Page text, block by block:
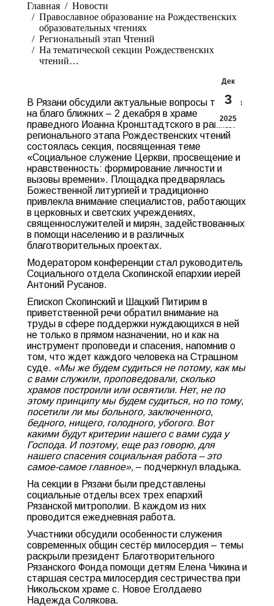
Главная
Новости
Православное образование на Рождественских
образовательных чтениях
Региональный этап Чтений
На тематической секции Рождественских
чтений…
Дек
3
2025
В Рязани обсудили актуальные вопросы трудов
на благо ближних – 2 декабря в храме
праведного Иоанна Кронштадтского в рамках
регионального этапа Рождественских чтений
состоялась секция, посвященная теме
«Социальное служение Церкви, просвещение и
нравственность: формирование личности и
вызовы времени». Площадка предварялась
Божественной литургией и традиционно
привлекла внимание специалистов, работающих
в церковных и светских учреждениях,
священнослужителей и мирян, задействованных
в помощи населению и в различных
благотворительных проектах.
Модератором конференции стал руководитель
Социального отдела Скопинской епархии иерей
Антоний Русанов.
Епископ Скопинский и Шацкий Питирим в
приветственной речи обратил внимание на
труды в сфере поддержки нуждающихся в ней
не только в прямом назначении, но и как на
инструмент проповеди и спасения, напомнив о
том, что ждет каждого человека на Страшном
суде. «Мы же будем судиться не потому, как мы
с вами служили, проповедовали, сколько
храмов построили или освятили. Нет, не по
этому принципу мы будем судиться, но по тому,
посетили ли мы больного, заключенного,
бедного, нищего, голодного, убогого. Вот
какими будут критерии нашего с вами суда у
Господа. И поэтому, еще раз говорю, для
нашего спасения социальная работа – это
самое-самое главное», – подчеркнул владыка.
На секции в Рязани были представлены
социальные отделы всех трех епархий
Рязанской митрополии. В каждом из них
проводится ежедневная работа.
Участники обсудили особенности служения
современных общин сестёр милосердия – темы
раскрыли президент Благотворительного
Рязанского Фонда помощи детям Елена Чикина и
старшая сестра милосердия сестричества при
Никольском храме с. Новое Еголдаево
Надежда Солякова.